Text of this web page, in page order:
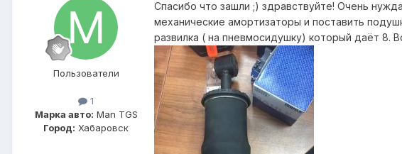
Пользователи
1
Марка авто: Man TGS
Город: Хабаровск
Спасибо что зашли ;) здравствуйте! Очень
механические амортизаторы и поставить
развилка ( на пневмосидушку) который даёт 8.